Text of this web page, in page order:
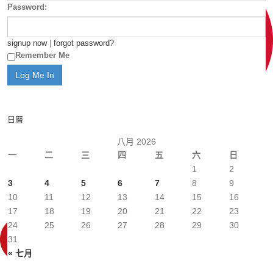
Password:
signup now| forgot password?
Remember Me
日曆
八月 2026
一
二 三 四 五 六 日
« 七月
1
2
3
4 5 6 7 8
9
10
11 12 13 14 15
16
17
18 19 20 21 22
23
24
25 26 27 28 29
30
31